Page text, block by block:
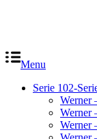
Menu
Serie 102-
Werner
Werner
Werner